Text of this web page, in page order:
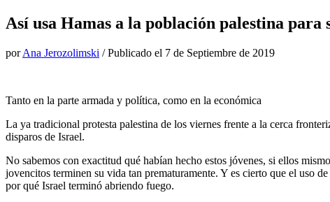
Así usa Hamas a la población palestina para
porAna Jerozolimski / Publicado el 7 de Septiembre de 2019
Tanto en la parte armada y política, como en la económica
La ya tradicional protesta palestina de los viernes frente a la cerca
disparos de Israel.
No sabemos con exactitud qué habían hecho estos jóvenes, si ellos
jovencitos terminen su vida tan prematuramente. Y es cierto que el uso
por qué Israel terminó abriendo fuego.